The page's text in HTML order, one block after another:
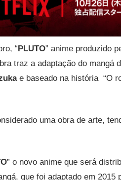
“PLUTO” anime produzido
traz a adaptação do mangá
e baseado na história “O
uma obra de arte,
” o novo anime que será
que foi adaptado em 2015